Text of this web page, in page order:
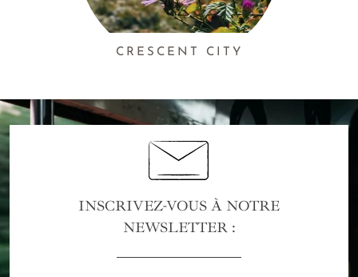
CRESCENT CITY
INSCRIVEZ-VOUS À NOTRE
NEWSLETTER :